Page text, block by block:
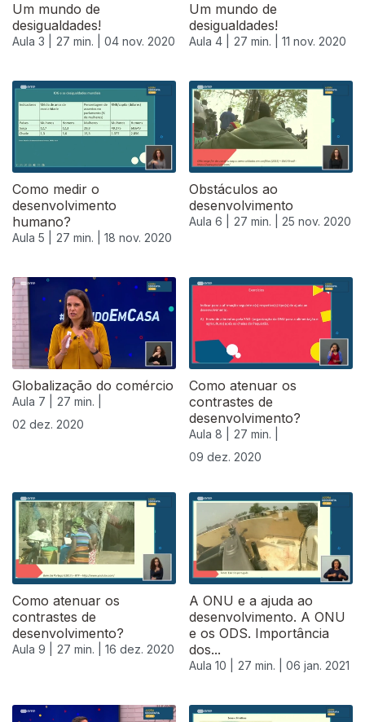
Um mundo de
desigualdades!
Aula 3 | 27 min. | 04 nov. 2020
Um mundo de
desigualdades!
Aula 4 | 27 min. | 11 nov. 2020
Como medir o
desenvolvimento
humano?
Aula 5 | 27 min. | 18 nov. 2020
Obstáculos ao
desenvolvimento
Aula 6 | 27 min. | 25 nov. 2020
Globalização do comércio
Aula 7 |
27 min. |
02 dez. 2020
Como atenuar os
contrastes de
desenvolvimento?
Aula 8 |
27 min. |
09 dez. 2020
Como atenuar os
contrastes de
desenvolvimento?
Aula 9 | 27 min. | 16 dez. 2020
A ONU e a ajuda ao
desenvolvimento. A ONU
e os ODS. Importância
dos...
Aula 10 | 27 min. | 06 jan. 2021
518786